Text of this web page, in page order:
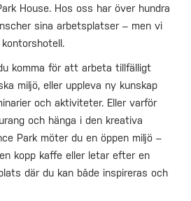
House. Hos oss har över hundra
sina arbetsplatser – men vi
komma för att arbeta tillfälligt
miljö, eller uppleva ny kunskap
och aktiviteter. Eller varför
och hänga i den kreativa
Park möter du en öppen miljö –
kopp kaffe eller letar efter en
där du kan både inspireras och